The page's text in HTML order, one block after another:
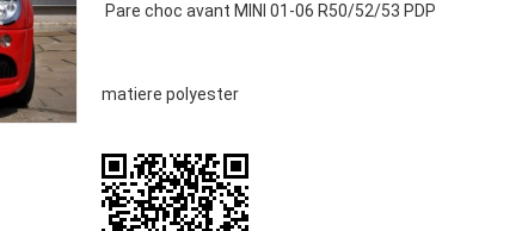
Pare choc avant MINI 01-06 R50/52/53 PDP
matiere polyester